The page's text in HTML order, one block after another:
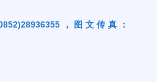
，图文传真：